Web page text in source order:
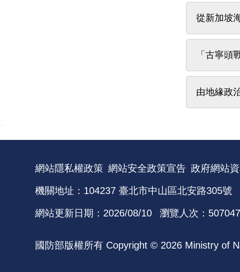
從新加坡
「古寧
由地緣政
網站隱私權政策 網站安全政策宣告 政府網站
機關地址：104237 臺北市中山區北安路305號
網站更新日期： 2026/08/10 瀏覽人次：
國防部版權所有 Copyright © 2026 Ministry of